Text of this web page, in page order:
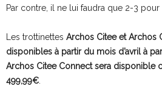
Par contre, il ne lui faudra que 2-3 pour
Les trottinettes Archos Citee et Archos
disponibles à partir du mois d’avril à
Archos Citee Connect sera disponible
499,99€.